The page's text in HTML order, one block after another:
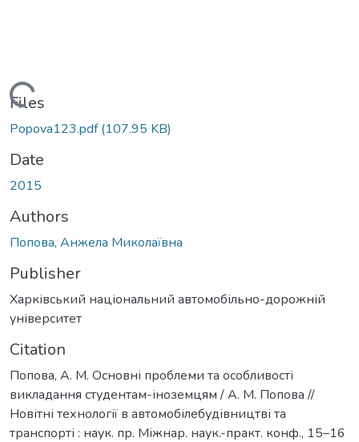
Loading...
Files
Popova123.pdf(107.95 KB)
Date
2015
Authors
Попова, Анжела Миколаївна
Publisher
Харківський національний автомобільно-дорожній
університет
Citation
Попова, А. М. Основні проблеми та особливості
викладання студентам-іноземцям / А. М. Попова //
Новітні технології в автомобілебудівництві та
транспорті : наук. пр. Міжнар. наук.-практ. конф., 15–16